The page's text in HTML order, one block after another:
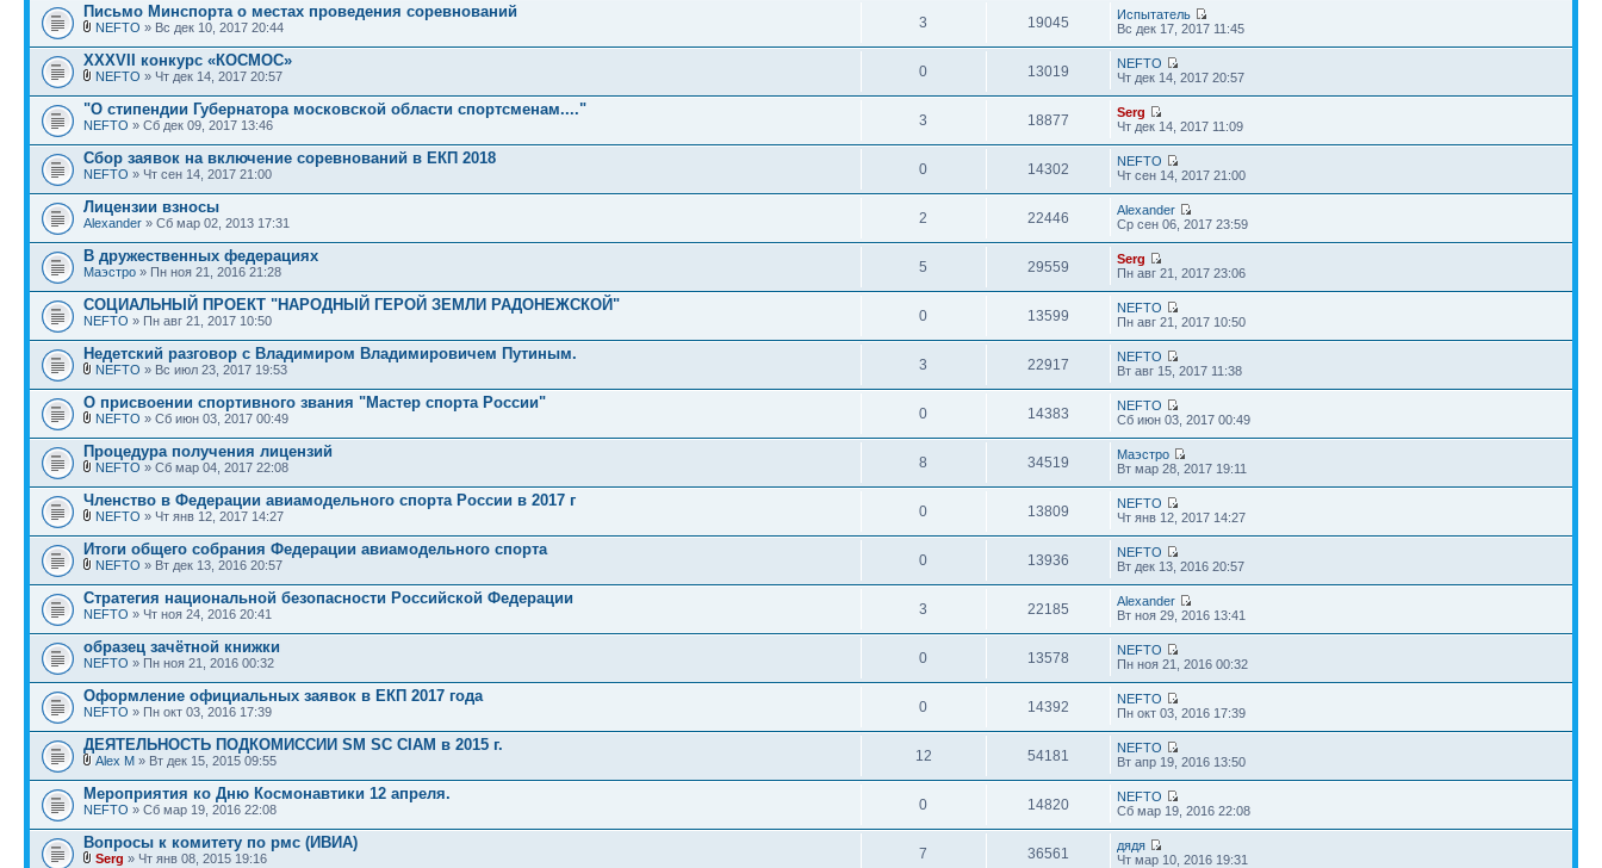
Письмо Минспорта о местах проведения соревнований
NEFTO » Вс дек 10, 2017 20:44 3 19045
Испытатель
Вс дек 17, 2017 11:45
XXXVII конкурс «КОСМОС»
NEFTO » Чт дек 14, 2017 20:57 0 13019
NEFTO
Чт дек 14, 2017 20:57
"О стипендии Губернатора московской области спортсменам...."
NEFTO » Сб дек 09, 2017 13:46 3 18877
Serg
Чт дек 14, 2017 11:09
Сбор заявок на включение соревнований в ЕКП 2018
NEFTO » Чт сен 14, 2017 21:00 0 14302
NEFTO
Чт сен 14, 2017 21:00
Лицензии взносы
Alexander » Сб мар 02, 2013 17:31 2 22446
Alexander
Ср сен 06, 2017 23:59
В дружественных федерациях
Маэстро » Пн ноя 21, 2016 21:28 5 29559
Serg
Пн авг 21, 2017 23:06
СОЦИАЛЬНЫЙ ПРОЕКТ "НАРОДНЫЙ ГЕРОЙ ЗЕМЛИ РАДОНЕЖСКОЙ"
NEFTO » Пн авг 21, 2017 10:50 0 13599
NEFTO
Пн авг 21, 2017 10:50
Недетский разговор с Владимиром Владимировичем Путиным.
NEFTO » Вс июл 23, 2017 19:53 3 22917
NEFTO
Вт авг 15, 2017 11:38
О присвоении спортивного звания "Мастер спорта России"
NEFTO » Сб июн 03, 2017 00:49 0 14383
NEFTO
Сб июн 03, 2017 00:49
Процедура получения лицензий
NEFTO » Сб мар 04, 2017 22:08 8 34519
Маэстро
Вт мар 28, 2017 19:11
Членство в Федерации авиамодельного спорта России в 2017 г
NEFTO » Чт янв 12, 2017 14:27 0 13809
NEFTO
Чт янв 12, 2017 14:27
Итоги общего собрания Федерации авиамодельного спорта
NEFTO » Вт дек 13, 2016 20:57 0 13936
NEFTO
Вт дек 13, 2016 20:57
Стратегия национальной безопасности Российской Федерации
NEFTO » Чт ноя 24, 2016 20:41 3 22185
Alexander
Вт ноя 29, 2016 13:41
образец зачётной книжки
NEFTO » Пн ноя 21, 2016 00:32 0 13578
NEFTO
Пн ноя 21, 2016 00:32
Оформление официальных заявок в ЕКП 2017 года
NEFTO » Пн окт 03, 2016 17:39 0 14392
NEFTO
Пн окт 03, 2016 17:39
ДЕЯТЕЛЬНОСТЬ ПОДКОМИССИИ SM SC CIAM в 2015 г.
Alex M » Вт дек 15, 2015 09:55 12 54181
NEFTO
Вт апр 19, 2016 13:50
Мероприятия ко Дню Космонавтики 12 апреля.
NEFTO » Сб мар 19, 2016 22:08 0 14820
NEFTO
Сб мар 19, 2016 22:08
Вопросы к комитету по рмс (ИВИА)
Serg » Чт янв 08, 2015 19:16 7 36561
дядя
Чт мар 10, 2016 19:31